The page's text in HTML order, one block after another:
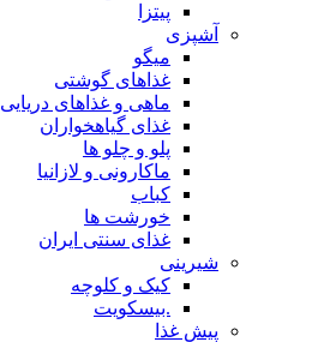
پیتزا
آشپزی
میگو
غذاهای گوشتی
ماهی و غذاهای دریایی
غذای گیاهخواران
پلو و چلو ها
ماکارونی و لازانیا
کباب
خورشت ها
غذای سنتی ایران
شیرینی
کیک و کلوچه
.بیسکویت
پیش غذا